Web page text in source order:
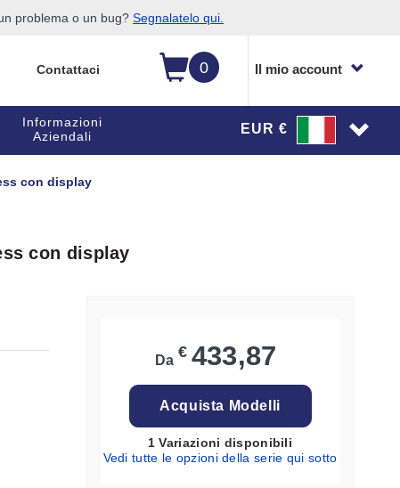
problema o un bug? Segnalatelo qui.
0 Il mio account
Contattaci
Informazioni
Aziendali
EUR €
con display
con display
Da € 433,87
Acquista Modelli
1 Variazioni disponibili
Vedi tutte le opzioni della serie qui sotto